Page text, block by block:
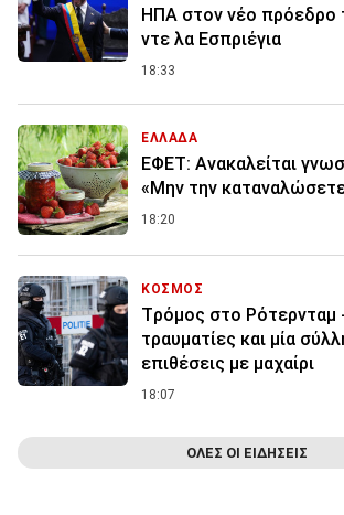
ΗΠΑ στον νέο πρόεδρο
ντε λα Εσπριέγια
18:33
ΕΛΛΑΔΑ
ΕΦΕΤ: Ανακαλείται
«Μην την
18:20
ΚΟΣΜΟΣ
Tρόμος στο Ρότερνταμ
τραυματίες και μία
επιθέσεις με μαχαίρι
18:07
ΟΛΕΣ ΟΙ ΕΙΔΗΣΕΙΣ